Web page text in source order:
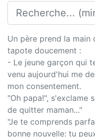
Un père prend la main
tapote doucement :
- Le jeune garçon qui
venu aujourd'hui me
mon consentement.
"Oh papa!", s'exclame
de quitter maman..."
"Je te comprends
bonne nouvelle: tu